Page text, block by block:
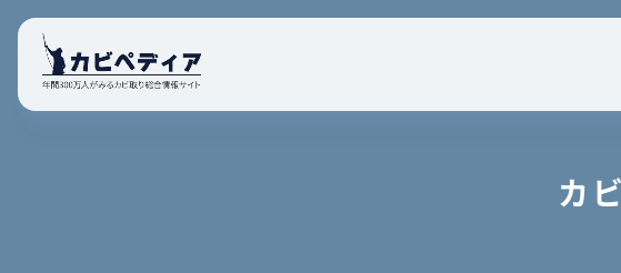
カ